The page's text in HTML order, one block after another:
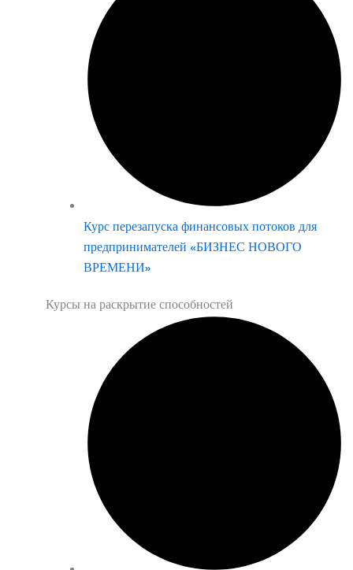
Курс перезапуска финансовых потоков для
предпринимателей «БИЗНЕС НОВОГО
ВРЕМЕНИ»
Курсы на раскрытие способностей